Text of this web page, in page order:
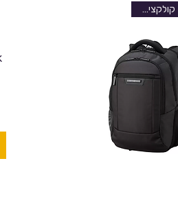
בהנחה - קולקציה חדשה